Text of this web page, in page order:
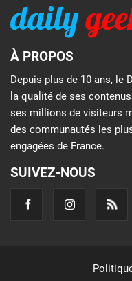
À PROPOS
Depuis plus de 10 ans, le
la qualité de ses
ses millions de visiteurs
des communautés les
engagées de France.
SUIVEZ-NOUS